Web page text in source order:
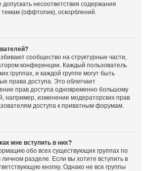
несоответствия содержания
(оффтопик), оскорблений.
сообщество на структурные части,
конференции. Каждый пользователь
группах, и каждой группе могут быть
права доступа. Это облегчает
прав доступа одновременно большому
например, изменение модераторских прав
доступа к приватным форумам.
мне вступить в них?
обо всех существующих группах по
разделе. Если вы хотите вступить в
кнопку. Однако не все группы